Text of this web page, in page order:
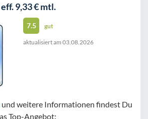
9,33 € mtl.
7.5 gut
aktualisiert am 03.08.2026
und weitere Informationen findest Du
Top-Angebot: